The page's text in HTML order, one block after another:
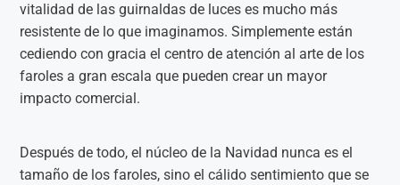
vitalidad de las guirnaldas de luces es mucho más
resistente de lo que imaginamos. Simplemente están
cediendo con gracia el centro de atención al arte de los
faroles a gran escala que pueden crear un mayor
impacto comercial.
Después de todo, el núcleo de la Navidad nunca es el
tamaño de los faroles, sino el cálido sentimiento que se